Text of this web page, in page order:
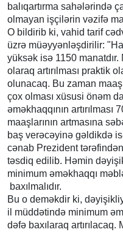
balıqartırma sahələrində
olmayan işçilərin vəzifə
O bildirib ki, vahid tarif
üzrə müəyyənləşdirilir:
yüksək isə 1150 manatdır.
olaraq artırılması praktik
olunacaq. Bu zaman
çox olması xüsusi önəm
əməkhaqqının artırılması
maaşlarının artmasına
baş verəcəyinə gəldikdə
cənab Prezident
təsdiq edilib. Həmin
minimum əməkhaqqı
baxılmalıdır.
Bu o deməkdir ki,
il müddətində minimum
dəfə baxılaraq